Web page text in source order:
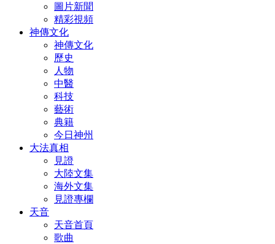
圖片新聞
精彩視頻
神傳文化
神傳文化
歷史
人物
中醫
科技
藝術
典籍
今日神州
大法真相
見證
大陸文集
海外文集
見證專欄
天音
天音首頁
歌曲